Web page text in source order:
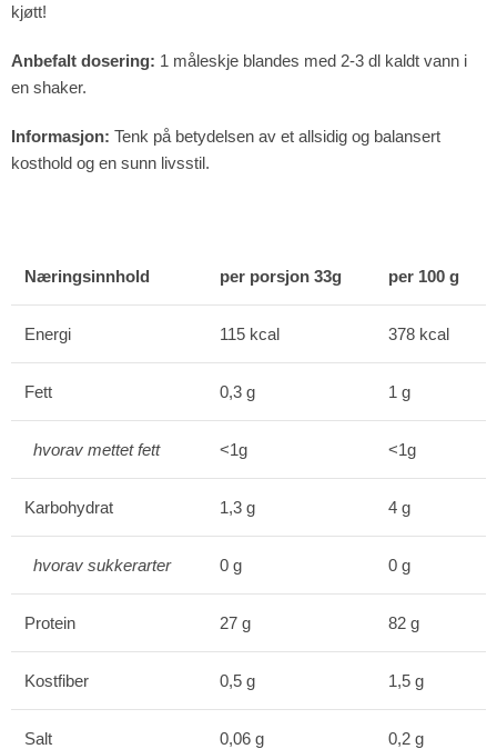
kjøtt!
Anbefalt dosering: 1 måleskje blandes med 2-3 dl kaldt vann i
en shaker.
Informasjon: Tenk på betydelsen av et allsidig og balansert
kosthold og en sunn livsstil.
Næringsinnhold per porsjon 33g per 100 g
Energi 115 kcal 378 kcal
Fett 0,3 g 1 g
hvorav mettet fett <1g <1g
Karbohydrat 1,3 g 4 g
hvorav sukkerarter 0 g 0 g
Protein 27 g 82 g
Kostfiber 0,5 g 1,5 g
Salt 0,06 g 0,2 g